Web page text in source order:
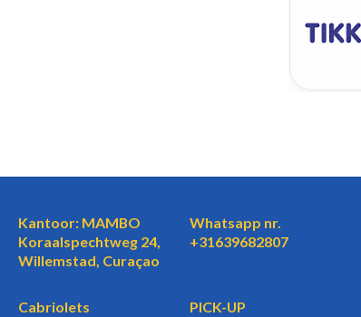
Kantoor: MAMBO
Koraalspechtweg 24,
Willemstad, Curaçao
Whatsapp nr.
+31639682807
Cabriolets PICK-UP